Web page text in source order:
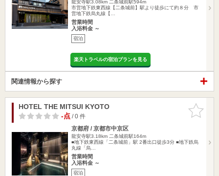
龍安寺駅3.08km 二条城前駅594m
市営地下鉄東西線【二条城前】駅より徒歩にて約８分 市
営地下鉄烏丸線【…
営業時間
入浴料金 ～
宿泊
楽天トラベルの宿泊プランを見る
関連情報から探す
お気に入
りに追加
HOTEL THE MITSUI KYOTO
-点/ 0 件
京都府 / 京都市中京区
龍安寺駅3.18km 二条城前駅164m
■地下鉄東西線「二条城前」駅 2番出口徒歩3分 ■地下鉄烏
丸線「烏…
営業時間
入浴料金 ～
宿泊